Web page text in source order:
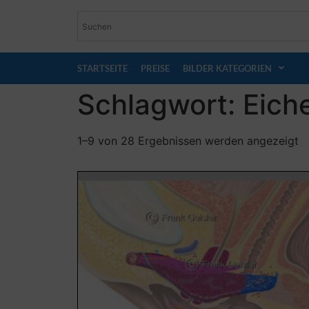
STARTSEITE PREISE BILDER KATEGORIEN
Schlagwort:
1–9 von 28 Ergebnissen werden angezeigt